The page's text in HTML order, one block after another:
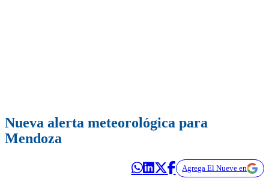
Nueva alerta meteorológica para
Mendoza
Agrega El Nueve en